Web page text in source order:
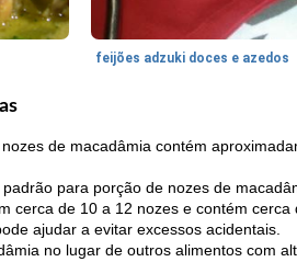
feijões adzuki doces e azedos
de macadâmia contém
para porção de nozes de
cerca de 10 a 12 nozes e contém
ajudar a evitar excessos acidentais.
no lugar de outros alimentos com